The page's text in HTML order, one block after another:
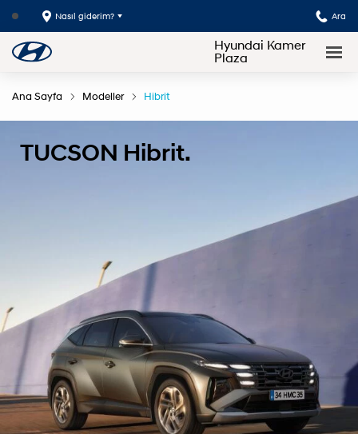
Nasıl giderim? Ara
Hyundai Kamer
Plaza
Ana Sayfa Modeller Hibrit
TUCSON Hibrit.